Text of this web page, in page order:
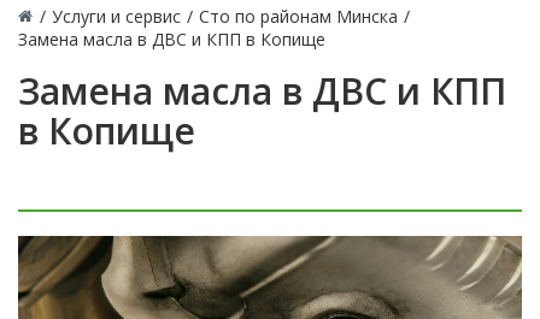
/ Услуги и сервис / Сто по районам Минска /
Замена масла в ДВС и КПП в Копище
Замена масла в ДВС и КПП
в Копище